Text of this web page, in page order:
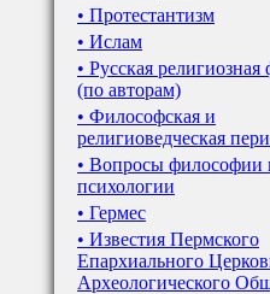
• Протестантизм
• Ислам
• Русская
(по авторам)
• Философская и
религиоведческая
• Вопросы философии
психологии
• Гермес
• Известия Пермского
Епархиального
Археологического